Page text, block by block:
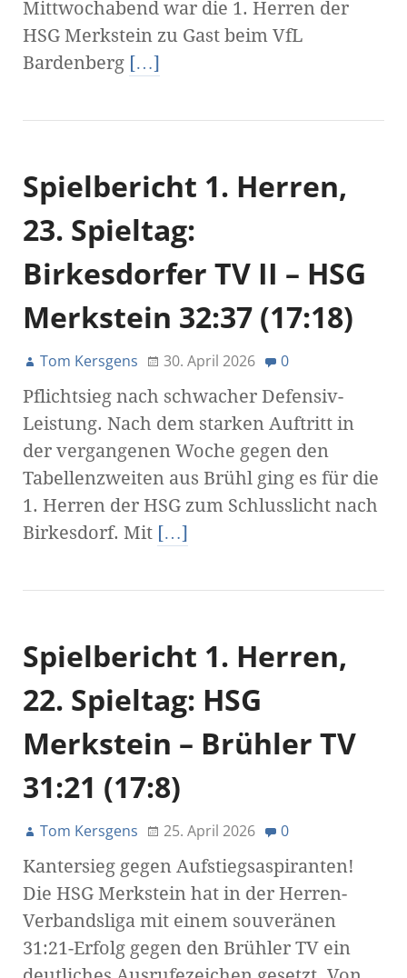
Mittwochabend war die 1. Herren der
HSG Merkstein zu Gast beim VfL
Bardenberg […]
Spielbericht 1. Herren,
23. Spieltag:
Birkesdorfer TV II – HSG
Merkstein 32:37 (17:18)
Tom Kersgens 30. April 2026 0
Pflichtsieg nach schwacher Defensiv-
Leistung. Nach dem starken Auftritt in
der vergangenen Woche gegen den
Tabellenzweiten aus Brühl ging es für die
1. Herren der HSG zum Schlusslicht nach
Birkesdorf. Mit […]
Spielbericht 1. Herren,
22. Spieltag: HSG
Merkstein – Brühler TV
31:21 (17:8)
Tom Kersgens 25. April 2026 0
Kantersieg gegen Aufstiegsaspiranten!
Die HSG Merkstein hat in der Herren-
Verbandsliga mit einem souveränen
31:21-Erfolg gegen den Brühler TV ein